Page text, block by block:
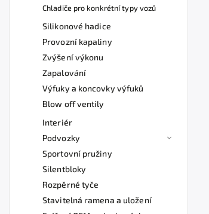
Chladiče pro konkrétní typy vozů
Silikonové hadice
Provozní kapaliny
Zvýšení výkonu
Zapalování
Výfuky a koncovky výfuků
Blow off ventily
Interiér
Podvozky
Sportovní pružiny
Silentbloky
Rozpěrné tyče
Stavitelná ramena a uložení